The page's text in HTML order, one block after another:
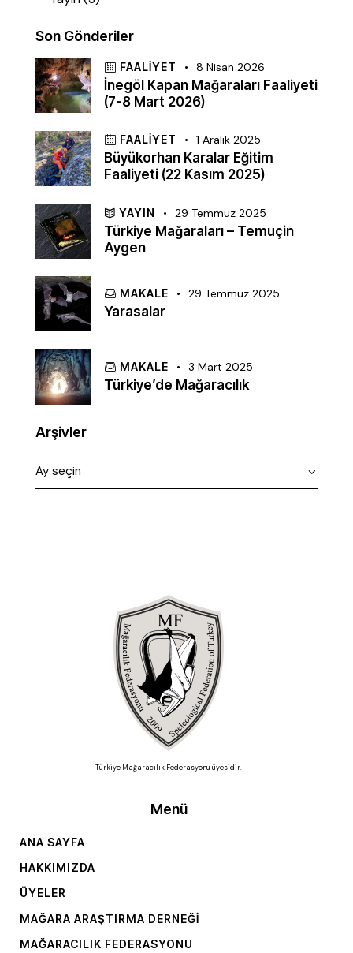
Son Gönderiler
FAALIYET 8 Nisan 2026
İnegöl Kapan Mağaraları Faaliyeti
(7-8 Mart 2026)
FAALIYET 1 Aralık 2025
Büyükorhan Karalar Eğitim
Faaliyeti (22 Kasım 2025)
YAYIN 29 Temmuz 2025
Türkiye Mağaraları – Temuçin
Aygen
MAKALE 29 Temmuz 2025
Yarasalar
MAKALE 3 Mart 2025
Türkiye’de Mağaracılık
Arşivler
Türkiye Mağaracılık Federasyonu üyesidir.
Menü
ANA SAYFA
HAKKIMIZDA
ÜYELER
MAĞARA ARAŞTIRMA DERNEĞI
MAĞARACILIK FEDERASYONU